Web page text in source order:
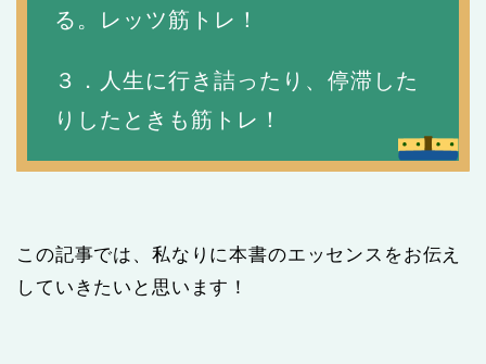
る。レッツ筋トレ！
３．人生に行き詰ったり、停滞した
りしたときも筋トレ！
この記事では、私なりに本書のエッセンスをお伝え
していきたいと思います！